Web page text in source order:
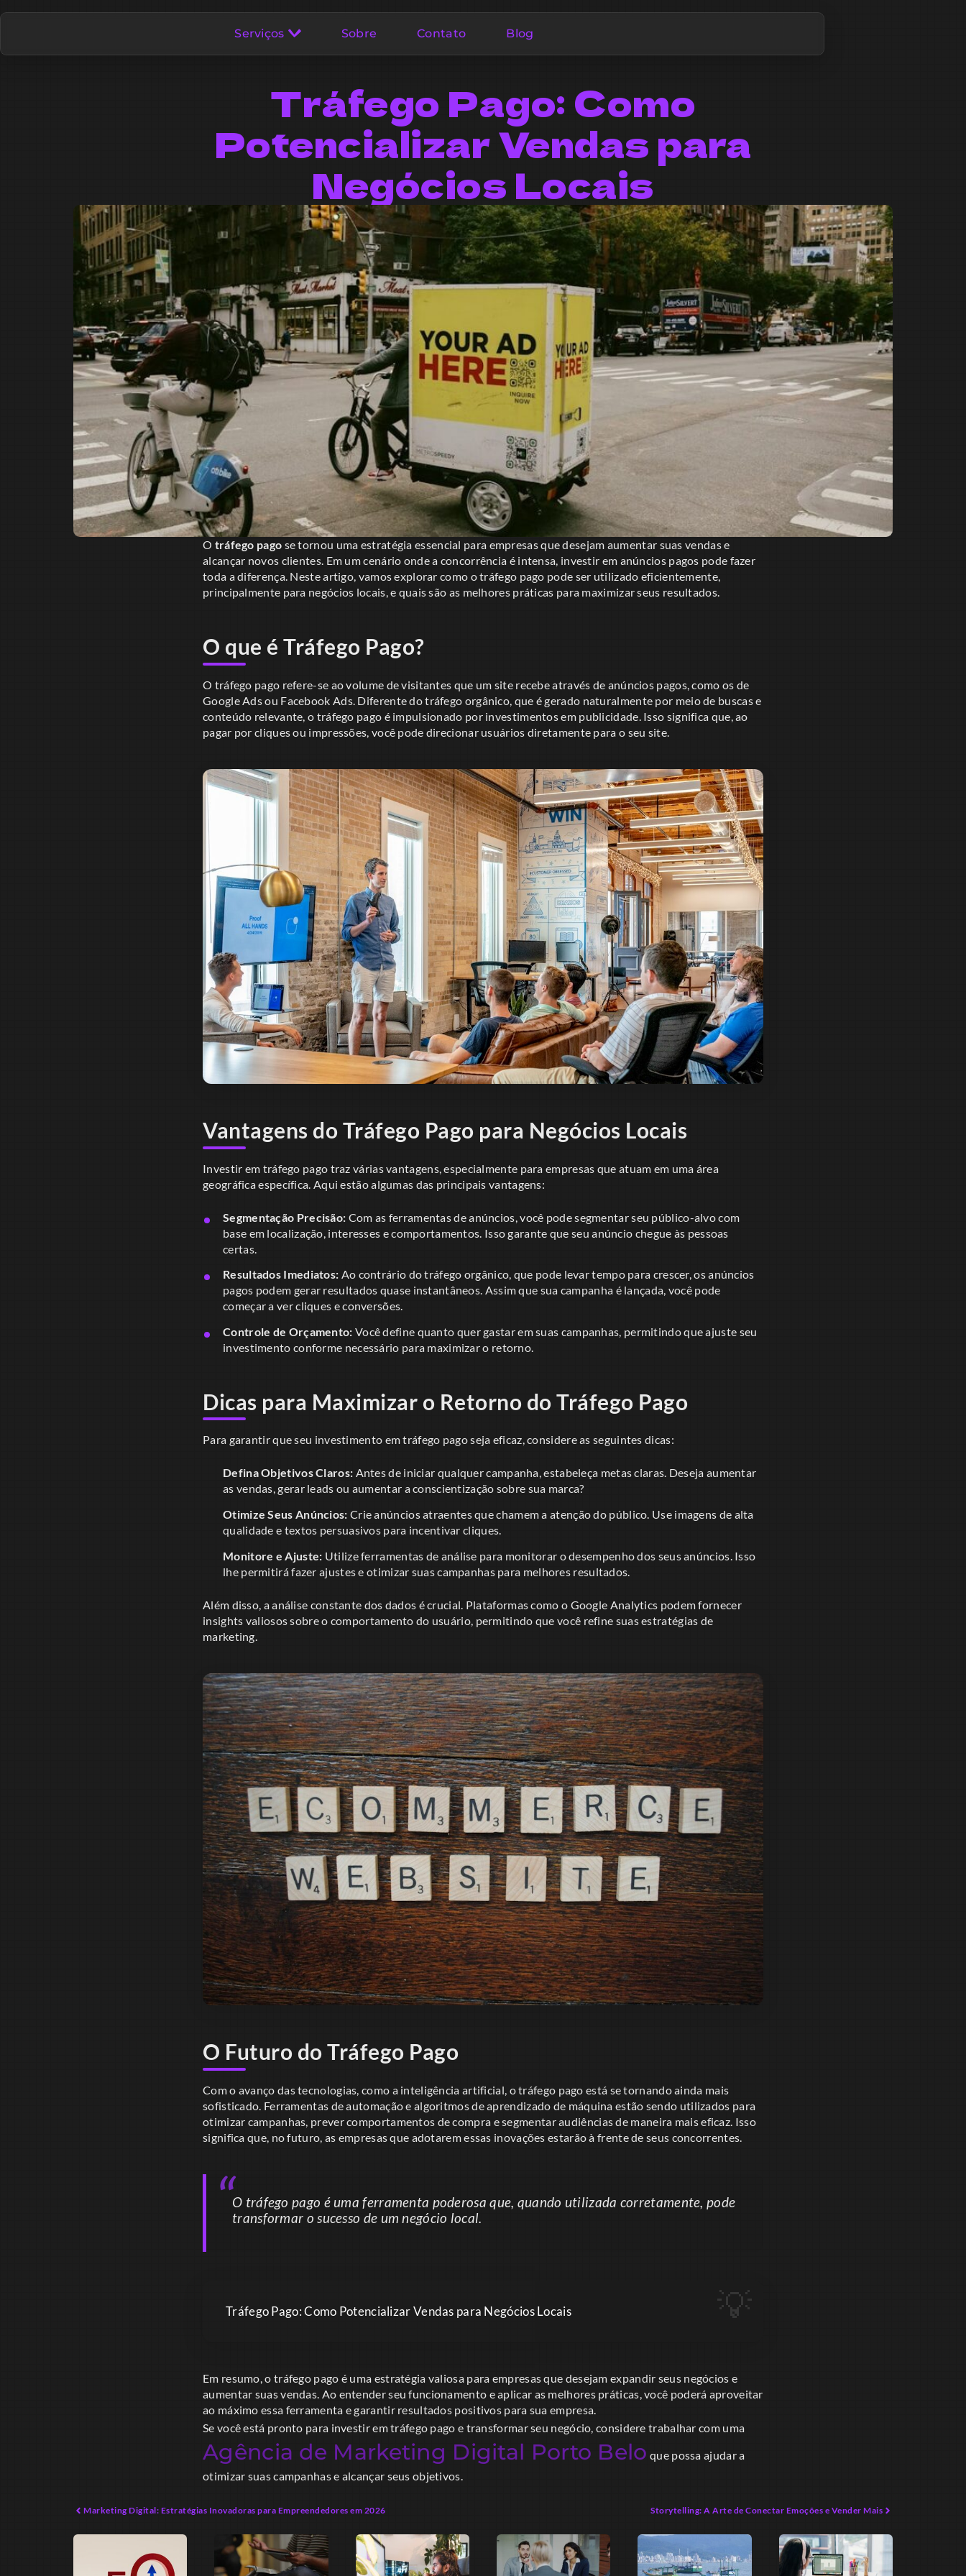
Serviços Sobre Contato Blog
Tráfego Pago: Como
Potencializar Vendas para
Negócios Locais
O tráfego pago se tornou uma estratégia essencial para empresas que desejam aumentar suas vendas e
alcançar novos clientes. Em um cenário onde a concorrência é intensa, investir em anúncios pagos pode fazer
toda a diferença. Neste artigo, vamos explorar como o tráfego pago pode ser utilizado eficientemente,
principalmente para negócios locais, e quais são as melhores práticas para maximizar seus resultados.
O que é Tráfego Pago?
O tráfego pago refere-se ao volume de visitantes que um site recebe através de anúncios pagos, como os de
Google Ads ou Facebook Ads. Diferente do tráfego orgânico, que é gerado naturalmente por meio de buscas e
conteúdo relevante, o tráfego pago é impulsionado por investimentos em publicidade. Isso significa que, ao
pagar por cliques ou impressões, você pode direcionar usuários diretamente para o seu site.
Vantagens do Tráfego Pago para Negócios Locais
Investir em tráfego pago traz várias vantagens, especialmente para empresas que atuam em uma área
geográfica específica. Aqui estão algumas das principais vantagens:
Segmentação Precisão: Com as ferramentas de anúncios, você pode segmentar seu público-alvo com
base em localização, interesses e comportamentos. Isso garante que seu anúncio chegue às pessoas
certas.
Resultados Imediatos: Ao contrário do tráfego orgânico, que pode levar tempo para crescer, os anúncios
pagos podem gerar resultados quase instantâneos. Assim que sua campanha é lançada, você pode
começar a ver cliques e conversões.
Controle de Orçamento: Você define quanto quer gastar em suas campanhas, permitindo que ajuste seu
investimento conforme necessário para maximizar o retorno.
Dicas para Maximizar o Retorno do Tráfego Pago
Para garantir que seu investimento em tráfego pago seja eficaz, considere as seguintes dicas:
Defina Objetivos Claros: Antes de iniciar qualquer campanha, estabeleça metas claras. Deseja aumentar
as vendas, gerar leads ou aumentar a conscientização sobre sua marca?
Otimize Seus Anúncios: Crie anúncios atraentes que chamem a atenção do público. Use imagens de alta
qualidade e textos persuasivos para incentivar cliques.
Monitore e Ajuste: Utilize ferramentas de análise para monitorar o desempenho dos seus anúncios. Isso
lhe permitirá fazer ajustes e otimizar suas campanhas para melhores resultados.
Além disso, a análise constante dos dados é crucial. Plataformas como o Google Analytics podem fornecer
insights valiosos sobre o comportamento do usuário, permitindo que você refine suas estratégias de
marketing.
O Futuro do Tráfego Pago
Com o avanço das tecnologias, como a inteligência artificial, o tráfego pago está se tornando ainda mais
sofisticado. Ferramentas de automação e algoritmos de aprendizado de máquina estão sendo utilizados para
otimizar campanhas, prever comportamentos de compra e segmentar audiências de maneira mais eficaz. Isso
significa que, no futuro, as empresas que adotarem essas inovações estarão à frente de seus concorrentes.
O tráfego pago é uma ferramenta poderosa que, quando utilizada corretamente, pode
transformar o sucesso de um negócio local.
Tráfego Pago: Como Potencializar Vendas para Negócios Locais
Em resumo, o tráfego pago é uma estratégia valiosa para empresas que desejam expandir seus negócios e
aumentar suas vendas. Ao entender seu funcionamento e aplicar as melhores práticas, você poderá aproveitar
ao máximo essa ferramenta e garantir resultados positivos para sua empresa.
Se você está pronto para investir em tráfego pago e transformar seu negócio, considere trabalhar com uma
Agência de Marketing Digital Porto Belo que possa ajudar a
otimizar suas campanhas e alcançar seus objetivos.
Marketing Digital: Estratégias Inovadoras para Empreendedores em 2026 Storytelling: A Arte de Conectar Emoções e Vender Mais